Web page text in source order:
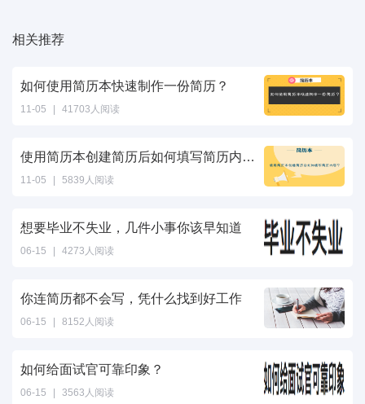
相关推荐
如何使用简历本快速制作一份简历？
11-05 | 41703人阅读
使用简历本创建简历后如何填写简历内容？
11-05 | 5839人阅读
想要毕业不失业，几件小事你该早知道
06-15 | 4273人阅读
你连简历都不会写，凭什么找到好工作
06-15 | 8152人阅读
如何给面试官可靠印象？
06-15 | 3563人阅读